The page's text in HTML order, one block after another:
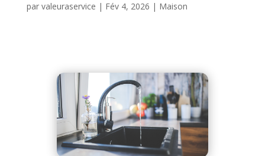
par valeuraservice | Fév 4, 2026 | Maison